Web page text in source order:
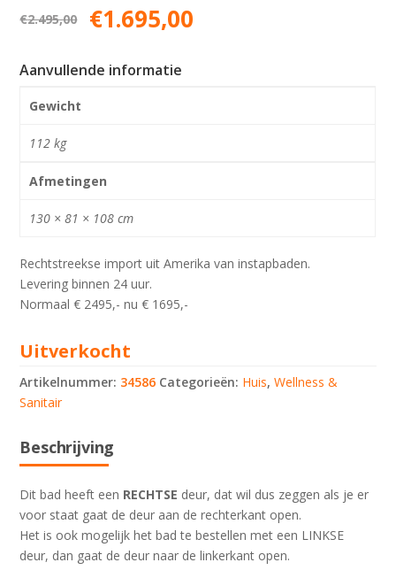
€2.495,00 Oorspronkelijke
prijs
was:
€2.495,00.
€1.695,00
Aanvullende informatie
Gewicht
112 kg
Afmetingen
130 × 81 × 108 cm
Rechtstreekse import uit Amerika van instapbaden.
Levering binnen 24 uur.
Normaal € 2495,- nu € 1695,-
Uitverkocht
Artikelnummer: 34586 Categorieën: Huis,Wellness &
Sanitair
Beschrijving
Dit bad heeft een RECHTSE deur, dat wil dus zeggen als je er
voor staat gaat de deur aan de rechterkant open.
Het is ook mogelijk het bad te bestellen met een LINKSE
deur, dan gaat de deur naar de linkerkant open.